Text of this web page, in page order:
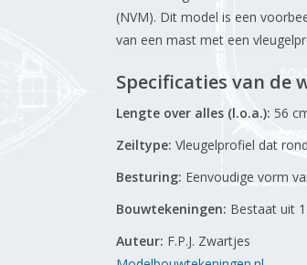
(NVM). Dit model is een
van een mast met een
Specificaties van de
Lengte over alles (l.o.a.): 56
Zeiltype: Vleugelprofiel dat
Besturing: Eenvoudige vorm
Bouwtekeningen: Bestaat uit
Auteur: F.P.J. Zwartjes